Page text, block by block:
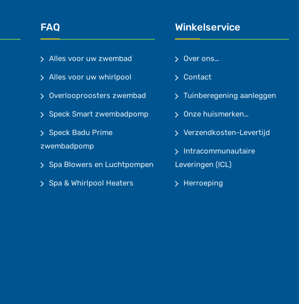
FAQ
Alles voor uw zwembad
Alles voor uw whirlpool
Overlooproosters zwembad
Speck Smart zwembadpomp
Speck Badu Prime
zwembadpomp
Spa Blowers en Luchtpompen
Spa & Whirlpool Heaters
Winkelservice
Over ons…
Contact
Tuinberegening aanleggen
Onze huismerken…
Verzendkosten-Levertijd
Intracommunautaire
Leveringen (ICL)
Herroeping